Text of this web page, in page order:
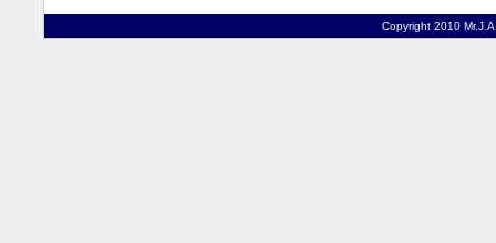
Copyright 2010